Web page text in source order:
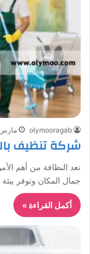
olymooragab مارس 8, 2026
شركة تنظيف
تعد النظافة من أهم
جمال المكان وتوفر
أكمل القراءة »